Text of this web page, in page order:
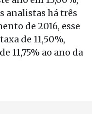
analistas há três
de 2016, esse
de 11,50%,
11,75% ao ano da